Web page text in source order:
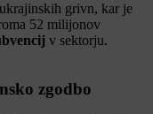
grivn, kar je
52 milijonov
v sektorju.
zgodbo